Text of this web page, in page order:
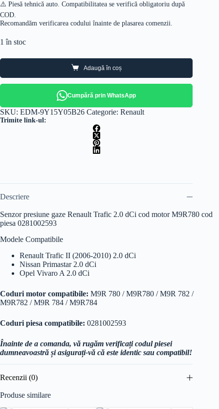
⚠️ Piesă tehnică auto. Compatibilitatea se verifică obligatoriu după
COD.
Recomandăm verificarea codului înainte de plasarea comenzii.
1 în stoc
Adaugă în coș
Cumpără prin WhatsApp
SKU: EDM-9Y15Y05B26 Categorie: Renault
Trimite link-ul:
Descriere
Senzor presiune gaze Renault Trafic 2.0 dCi cod motor M9R780 cod
piesa 0281002593
Modele Compatibile
Renault Trafic II (2006-2010) 2.0 dCi
Nissan Primastar 2.0 dCi
Opel Vivaro A 2.0 dCi
Coduri motor compatibile: M9R 780 / M9R780 / M9R 782 /
M9R782 / M9R 784 / M9R784
Coduri piesa compatibile: 0281002593
Înainte de a comanda, vă rugăm verificați codul piesei
dumneavoastră și asigurați-vă că este identic sau compatibil!
Recenzii (0)
Produse similare